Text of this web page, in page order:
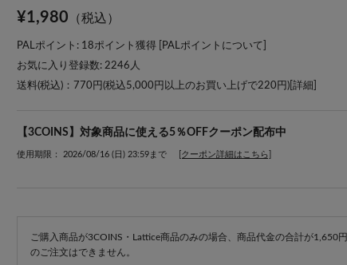
¥1,980 （税込）
PALポイント: 18ポイント獲得 [ PALポイントについて
お気に入り登録数: 2246 人
送料(税込)：770円(税込5,000円以上のお買い上げで220円)[ 詳細
【3COINS】対象商品に使える5％OFFクーポン配布中
使用期限： 2026/08/16 (日) 23:59まで [クーポン詳細はこちら]
ご購入商品が3COINS・Lattice商品のみの場合、商品代金の合計が1,650
のご注文はできません。